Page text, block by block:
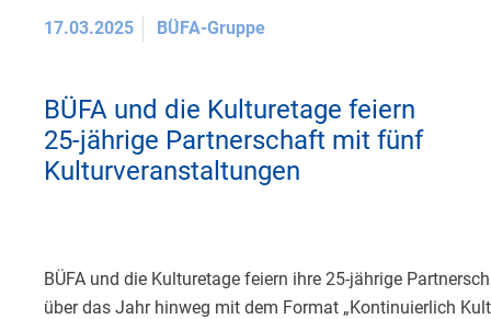
17.03.2025 BÜFA-Gruppe
BÜFA und die Kulturetage feiern
25-jährige Partnerschaft mit fünf
Kulturveranstaltungen
BÜFA und die Kulturetage feiern ihre 25-jährige
über das Jahr hinweg mit dem Format „Kontinuierlich